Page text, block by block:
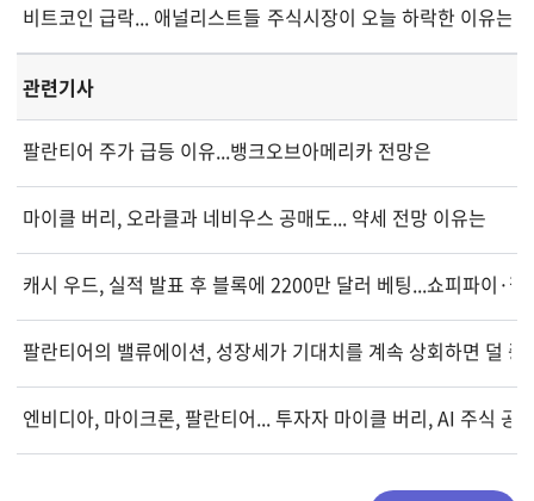
비트코인 급락... 애널리스트들 "본격 회복 전 후기 약세장" 지적
주식시장이 오늘 하락한 이유는
관련기사
팔란티어 주가 급등 이유...뱅크오브아메리카 전망은
마이클 버리, 오라클과 네비우스 공매도... 약세 전망 이유는
캐시 우드, 실적 발표 후 블록에 2200만 달러 베팅...쇼피파이·팔
팔란티어의 밸류에이션, 성장세가 기대치를 계속 상회하면 덜 중
엔비디아, 마이크론, 팔란티어... 투자자 마이클 버리, AI 주식 공